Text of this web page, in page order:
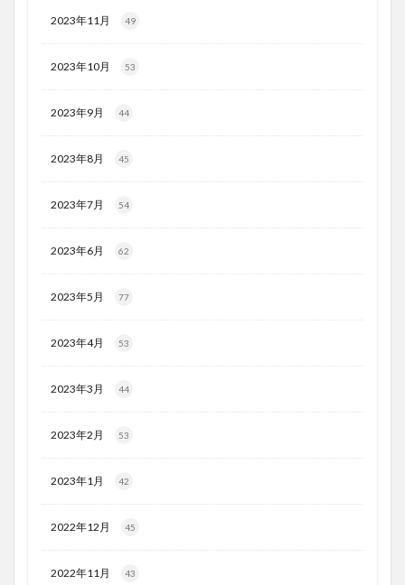
2023年11月 49
2023年10月 53
2023年9月 44
2023年8月 45
2023年7月 54
2023年6月 62
2023年5月 77
2023年4月 53
2023年3月 44
2023年2月 53
2023年1月 42
2022年12月 45
2022年11月 43